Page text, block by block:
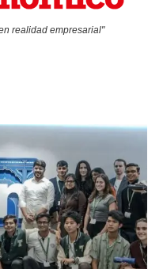
realidad empresarial"